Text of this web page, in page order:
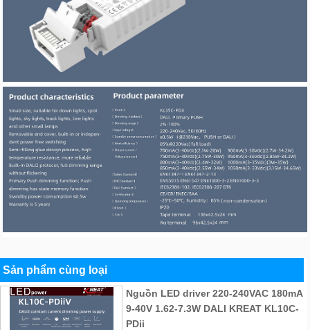
Sản phẩm cùng loại
Nguồn LED driver 220-240VAC 180mA
9-40V 1.62-7.3W DALI KREAT KL10C-
PDii